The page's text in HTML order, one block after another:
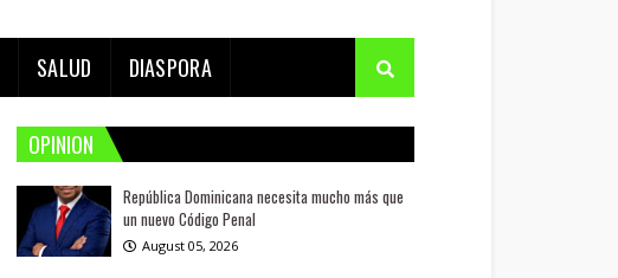
SALUD DIASPORA
OPINION
República Dominicana necesita mucho más que
un nuevo Código Penal
August 05, 2026